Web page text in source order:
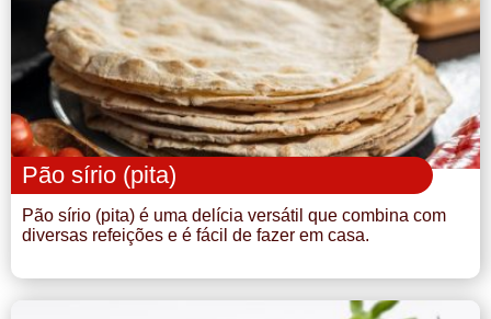
Pão sírio (pita)
Pão sírio (pita) é uma delícia versátil que combina com
diversas refeições e é fácil de fazer em casa.